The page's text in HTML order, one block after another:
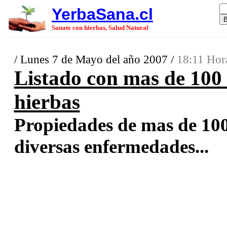
YerbaSana.cl
Sanate con hierbas, Salud Natural
/ Lunes 7 de Mayo del año 2007 / 18:11
Listado con mas de
hierbas
Propiedades de mas de
diversas enfermedades...